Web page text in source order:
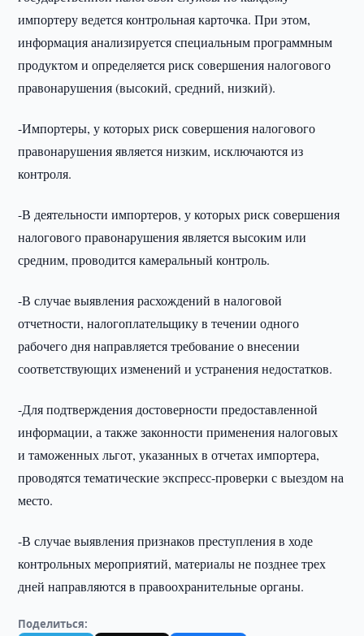
импортеру ведется контрольная карточка. При этом,
информация анализируется специальным программным
продуктом и определяется риск совершения налогового
правонарушения (высокий, средний, низкий).
-Импортеры, у которых риск совершения налогового
правонарушения является низким, исключаются из
контроля.
-В деятельности импортеров, у которых риск совершения
налогового правонарушения является высоким или
средним, проводится камеральный контроль.
-В случае выявления расхождений в налоговой
отчетности, налогоплательщику в течении одного
рабочего дня направляется требование о внесении
соответствующих изменений и устранения недостатков.
-Для подтверждения достоверности предоставленной
информации, а также законности применения налоговых
и таможенных льгот, указанных в отчетах импортера,
проводятся тематические экспресс-проверки с выездом на
место.
-В случае выявления признаков преступления в ходе
контрольных мероприятий, материалы не позднее трех
дней направляются в правоохранительные органы.
Поделиться: